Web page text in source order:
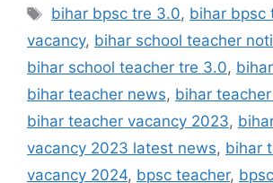
Tags
bihar bpsc tre 3.0, bihar bpsc
vacancy, bihar school teacher
bihar school teacher tre 3.0,
bihar teacher news, bihar
bihar teacher vacancy 2023,
vacancy 2023 latest news, bihar
vacancy 2024, bpsc teacher,